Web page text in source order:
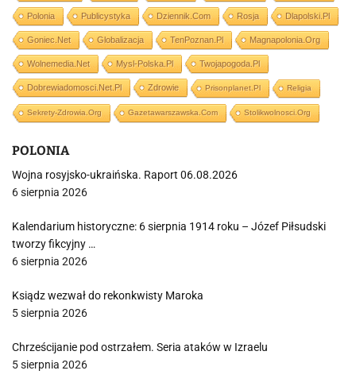
Polonia Publicystyka Dziennik.com Rosja Dlapolski.pl
Goniec.net Globalizacja TenPoznan.pl Magnapolonia.org
Wolnemedia.net Mysl-Polska.pl Twojapogoda.pl
Dobrewiadomosci.net.pl Zdrowie Prisonplanet.pl Religia
Sekrety-Zdrowia.org Gazetawarszawska.com Stolikwolnosci.org
POLONIA
Wojna rosyjsko-ukraińska. Raport 06.08.2026
6 sierpnia 2026
Kalendarium historyczne: 6 sierpnia 1914 roku – Józef Piłsudski
tworzy fikcyjny …
6 sierpnia 2026
Ksiądz wezwał do rekonkwisty Maroka
5 sierpnia 2026
Chrześcijanie pod ostrzałem. Seria ataków w Izraelu
5 sierpnia 2026